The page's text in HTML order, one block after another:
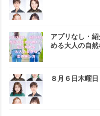
アプリなし・
める大人の自
８月６日木曜